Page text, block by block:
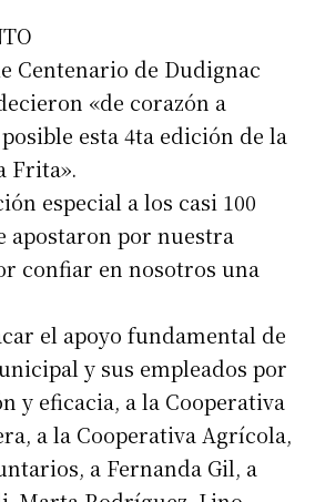
Centenario de Dudignac
«de corazón a
esta 4ta edición de la
Frita».
especial a los casi 100
apostaron por nuestra
confiar en nosotros una
el apoyo fundamental de
y sus empleados por
y eficacia, a la Cooperativa
a la Cooperativa Agrícola,
a Fernanda Gil, a